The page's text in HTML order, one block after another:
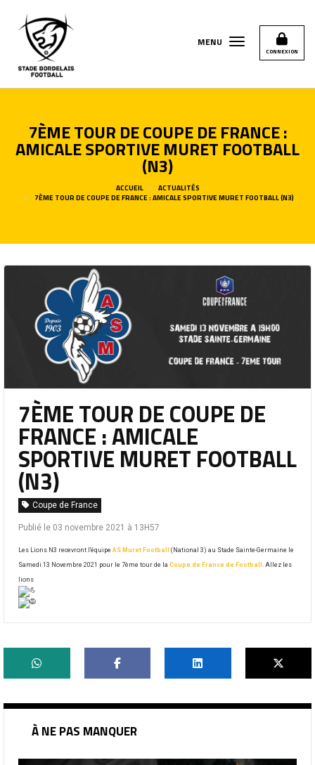
CONNEXION
MENU
7ÈME TOUR DE COUPE DE FRANCE :
AMICALE SPORTIVE MURET FOOTBALL
(N3)
ACCUEIL
ACTUALITÉS
7ÈME TOUR DE COUPE DE FRANCE : AMICALE SPORTIVE MURET FOOTBALL (N3)
7ÈME TOUR DE COUPE DE
FRANCE : AMICALE
SPORTIVE MURET FOOTBALL
(N3)
Coupe de France
Publié le 03 novembre 2021 à 13H57
Les Lions N3 recevront l'équipe AS Muret Football (National 3) au Stade Sainte-Germaine le
Samedi 13 Novembre 2021 pour le 7ème tour de la Coupe de France de Football . Allez les
lions
À NE PAS MANQUER